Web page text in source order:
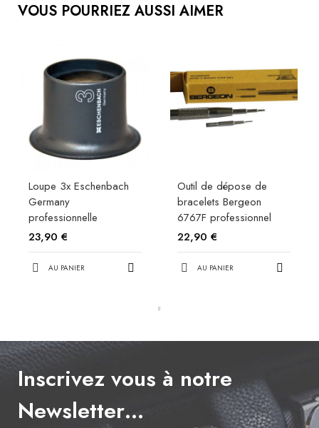
VOUS POURRIEZ AUSSI AIMER
Loupe 3x Eschenbach
Germany
professionnelle
23,90 €
AU PANIER
Outil de dépose de
bracelets Bergeon
6767F professionnel
22,90 €
AU PANIER
Inscrivez vous à notre
Newsletter…